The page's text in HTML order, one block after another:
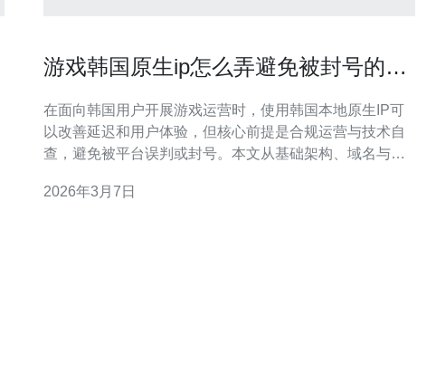
游戏韩国原生ip怎么弄避免被封号的运
在面向韩国用户开展游戏运营时，使用韩国本地原生IP可
以改善延迟和用户体验，但核心前提是合规运营与技术自
查，避免被平台误判或封号。本文从基础架构、域名与证
验的同时降低被封风险。 首先，选择正规的韩国服务
2026年3月7日